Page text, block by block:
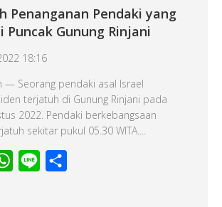
Penanganan Pendaki yang
Puncak Gunung Rinjani
18:16
— Seorang pendaki asal Israel
terjatuh di Gunung Rinjani pada
2022. Pendaki berkebangsaan
sekitar pukul 05.30 WITA....
WhatsApp
Line